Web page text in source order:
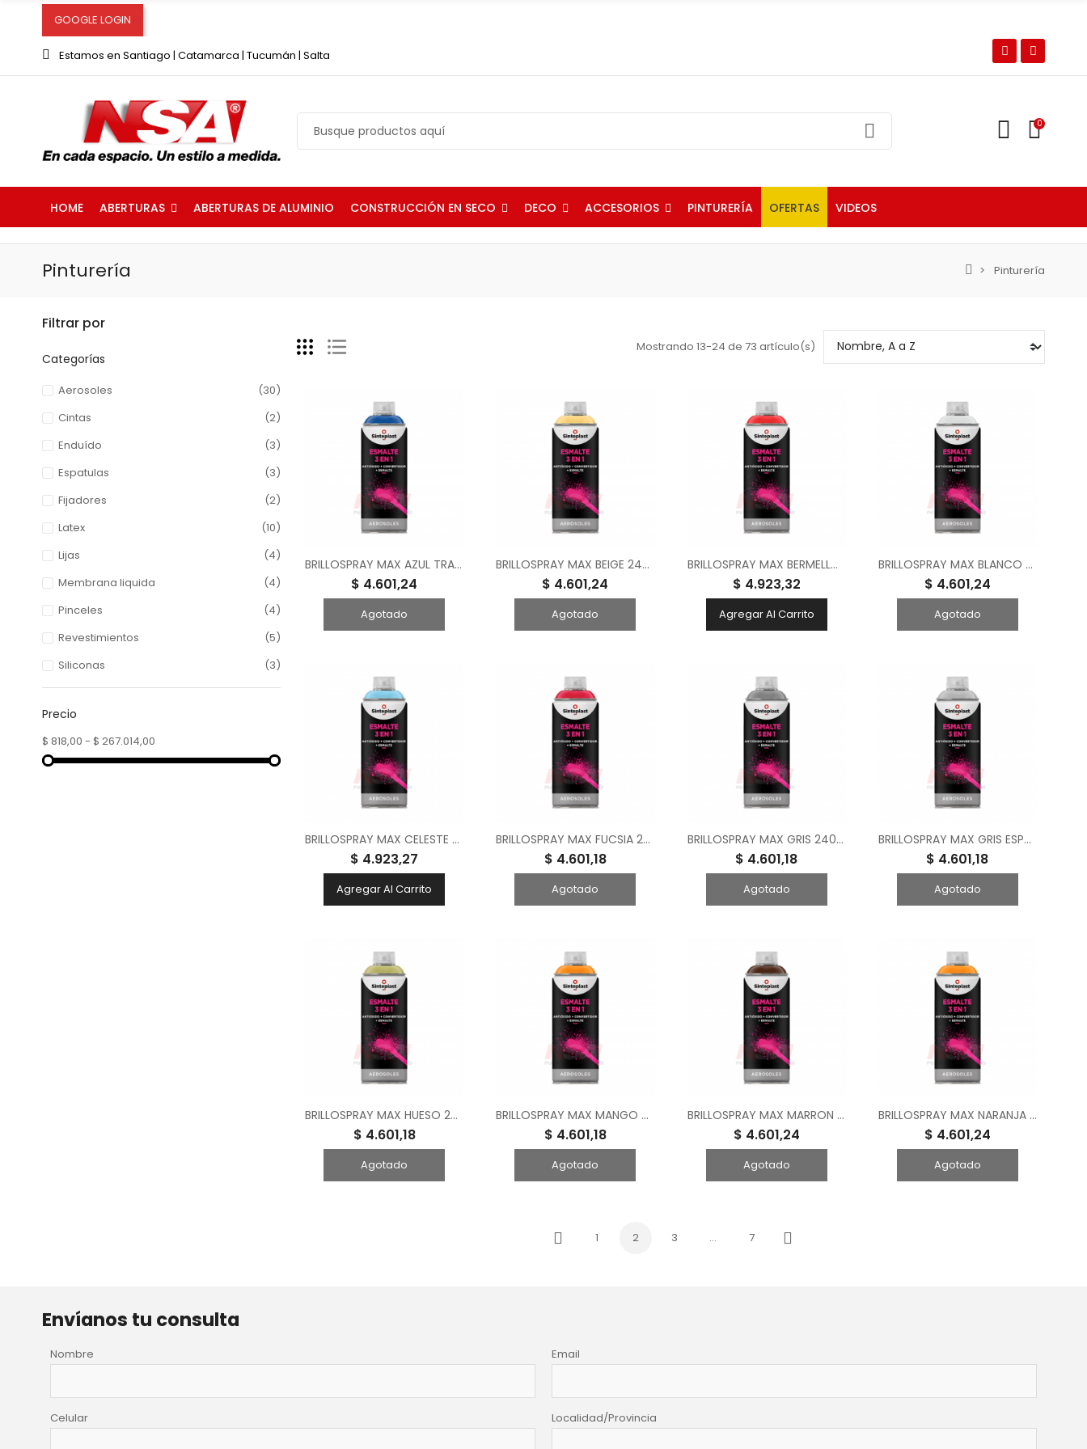
GOOGLE LOGIN
Estamos en Santiago | Catamarca | Tucumán | Salta
0
HOME ABERTURAS ABERTURAS DE ALUMINIO CONSTRUCCIÓN EN SECO DECO ACCESORIOS PINTURERÍA OFERTAS VIDEOS
Pinturería Pinturería
Filtrar por
Categorías
Aerosoles
(30)
Cintas
(2)
Enduído
(3)
Espatulas
(3)
Fijadores
(2)
Latex
(10)
Lijas
(4)
Membrana liquida
(4)
Pinceles
(4)
Revestimientos
(5)
Siliconas
(3)
Precio
$ 818,00 - $ 267.014,00
Mostrando 13-24 de 73 artículo(s)
BRILLOSPRAY MAX AZUL TRAFUL 240 CM3
$ 4.601,24
Agotado
BRILLOSPRAY MAX BEIGE 240 CM3
$ 4.601,24
Agotado
BRILLOSPRAY MAX BERMELLON 240 CM3
$ 4.923,32
Agregar Al Carrito
BRILLOSPRAY MAX BLANCO 240 CM3
$ 4.601,24
Agotado
BRILLOSPRAY MAX CELESTE 240 CM3
$ 4.923,27
Agregar Al Carrito
BRILLOSPRAY MAX FUCSIA 240 CM3
$ 4.601,18
Agotado
BRILLOSPRAY MAX GRIS 240 CM3
$ 4.601,18
Agotado
BRILLOSPRAY MAX GRIS ESPACIAL 240 CM3
$ 4.601,18
Agotado
BRILLOSPRAY MAX HUESO 240 CM3
$ 4.601,18
Agotado
BRILLOSPRAY MAX MANGO SHOT 240 CM3
$ 4.601,18
Agotado
BRILLOSPRAY MAX MARRON AFRICANO 240 CM3
$ 4.601,24
Agotado
BRILLOSPRAY MAX NARANJA 240 CM3
$ 4.601,24
Agotado
Previo
1 2 3 … 7
Siguiente
Envíanos tu consulta
Nombre Email
Celular Localidad/Provincia